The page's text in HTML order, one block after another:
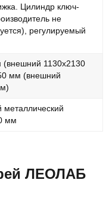
Цилиндр ключ-
не
регулируемый
(внешний 1130х2130
мм (внешний
металлический
мм
ЛЕОЛАБ